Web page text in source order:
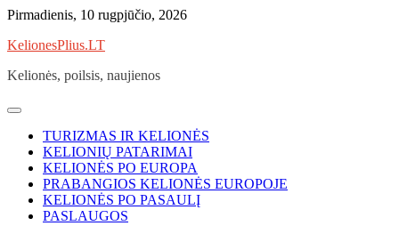
Skip
content
Pirmadienis, 10 rugpjūčio, 2026
KelionesPlius.LT
Kelionės, poilsis, naujienos
TURIZMAS IR KELIONĖS
KELIONIŲ PATARIMAI
KELIONĖS PO EUROPA
PRABANGIOS KELIONĖS EUROPOJE
KELIONĖS PO PASAULĮ
PASLAUGOS